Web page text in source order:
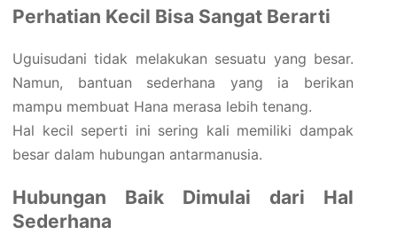
Perhatian Kecil Bisa Sangat Berarti
Uguisudani tidak melakukan sesuatu yang besar.
Namun, bantuan sederhana yang ia berikan
mampu membuat Hana merasa lebih tenang.
Hal kecil seperti ini sering kali memiliki dampak
besar dalam hubungan antarmanusia.
Hubungan Baik Dimulai dari Hal
Sederhana